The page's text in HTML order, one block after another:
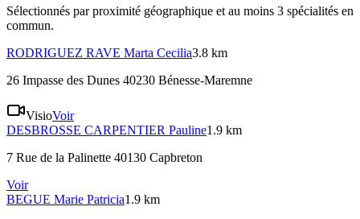
Sélectionnés par proximité géographique et au moins 3 spécialités en
commun.
RODRIGUEZ RAVE Marta Cecilia3.8 km
26 Impasse des Dunes 40230 Bénesse-Maremne
VisioVoir
DESBROSSE CARPENTIER Pauline1.9 km
7 Rue de la Palinette 40130 Capbreton
Voir
BEGUE Marie Patricia1.9 km